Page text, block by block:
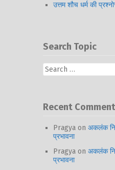
उत्तम शौच धर्म की
Search Topic
Search
for:
Recent
Pragya on अकलंक
प्रभावना
Pragya on अकलंक
प्रभावना